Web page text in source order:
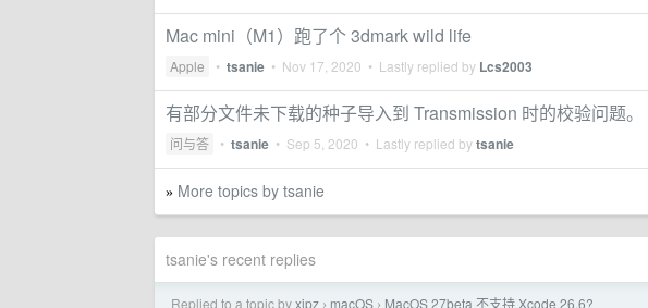
Mac mini（M1）跑了个 3dmark wild life
Apple • tsanie • Nov 17, 2020 • Lastly replied by Lcs2003
有部分文件未下载的种子导入到 Transmission 时的校验问题。
问与答 • tsanie • Sep 5, 2020 • Lastly replied bytsanie
» More topics by tsanie
tsanie's recent replies
Replied to a topic byxjpz › macOS › MacOS 27beta 不支持 Xcode 26.6?